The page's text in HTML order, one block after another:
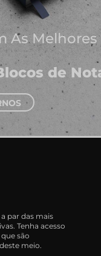
Notas
par das mais
Tenha acesso
são
meio.